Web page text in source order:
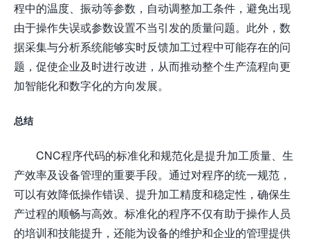
程中的温度、振动等参数，自动调整加工条件，避免出现
由于操作失误或参数设置不当引发的质量问题。此外，数
据采集与分析系统能够实时反馈加工过程中可能存在的问
题，促使企业及时进行改进，从而推动整个生产流程向更
加智能化和数字化的方向发展。
总结
CNC程序代码的标准化和规范化是提升加工质量、生
产效率及设备管理的重要手段。通过对程序的统一规范，
可以有效降低操作错误、提升加工精度和稳定性，确保生
产过程的顺畅与高效。标准化的程序不仅有助于操作人员
的培训和技能提升，还能为设备的维护和企业的管理提供